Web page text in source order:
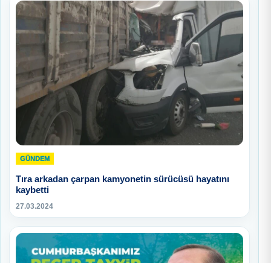
GÜNDEM
Tıra arkadan çarpan kamyonetin sürücüsü hayatını
kaybetti
27.03.2024